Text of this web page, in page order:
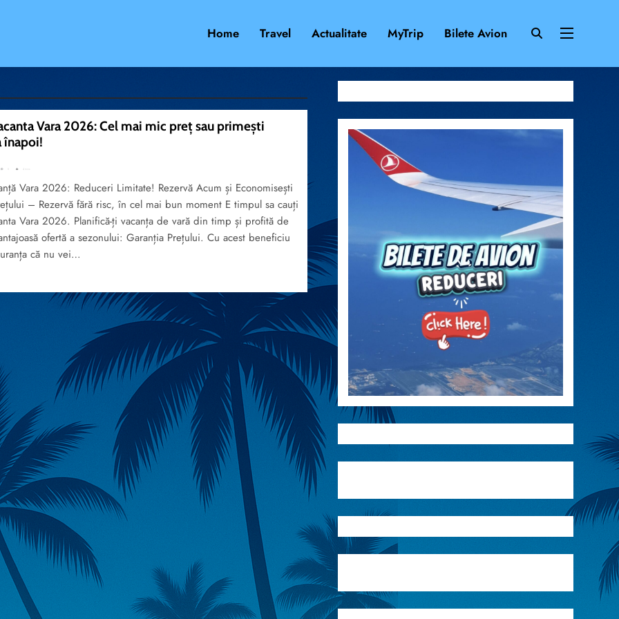
Home Travel Actualitate MyTrip Bilete Avion
Vara 2026: Cel mai mic preț sau primești
înapoi!
Vara 2026: Reduceri Limitate! Rezervă Acum și Economisești
– Rezervă fără risc, în cel mai bun moment E timpul sa cauți
Vara 2026. Planifică-ți vacanța de vară din timp și profită de
ofertă a sezonului: Garanția Prețului. Cu acest beneficiu
că nu vei…